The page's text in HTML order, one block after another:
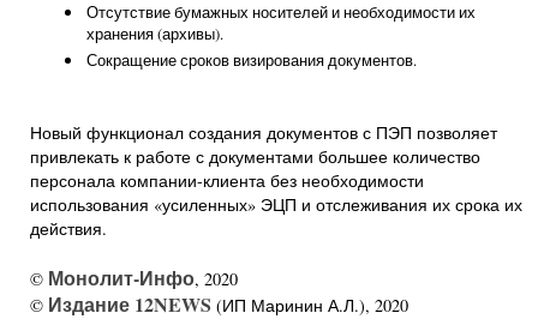
Отсутствие бумажных носителей и необходимости их
хранения (архивы).
Сокращение сроков визирования документов.
Новый функционал создания документов с ПЭП позволяет
привлекать к работе с документами большее количество
персонала компании-клиента без необходимости
использования «усиленных» ЭЦП и отслеживания их срока их
действия.
© Монолит-Инфо, 2020
© Издание 12NEWS (ИП Маринин А.Л.), 2020